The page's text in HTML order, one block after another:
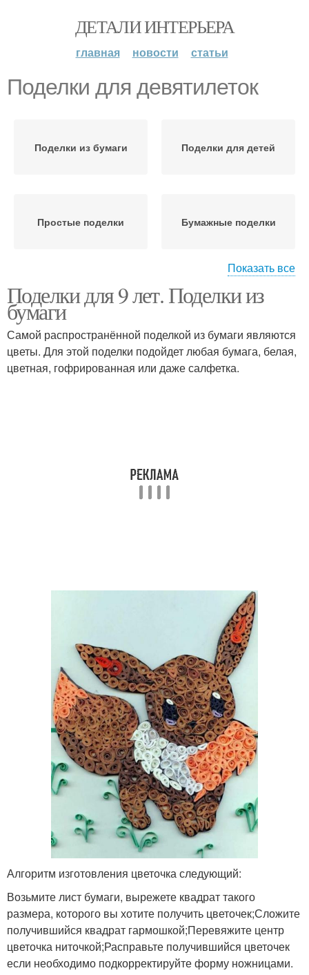
ДЕТАЛИ ИНТЕРЬЕРА
главная новости статьи
Поделки для девятилеток
Поделки из бумаги Поделки для детей
Простые поделки Бумажные поделки
Сложные поделки Поделки для школы
Осенние поделки Зимние поделки
Поделки из пластилина Интересные поделки
Поделки из соленого
теста
Поделки для учеников
Поделка из мусора Поделки из бутылок
Поделки с детьми Поделки из втулки
Поделки из картона Всевозможные поделки
Показать все
Поделки для 9 лет. Поделки из
бумаги
Самой распространённой поделкой из бумаги являются
цветы. Для этой поделки подойдет любая бумага, белая,
цветная, гофрированная или даже салфетка.
Алгоритм изготовления цветочка следующий:
Возьмите лист бумаги, вырежете квадрат такого
размера, которого вы хотите получить цветочек;Сложите
получившийся квадрат гармошкой;Перевяжите центр
цветочка ниточкой;Расправьте получившийся цветочек
если необходимо подкорректируйте форму ножницами.